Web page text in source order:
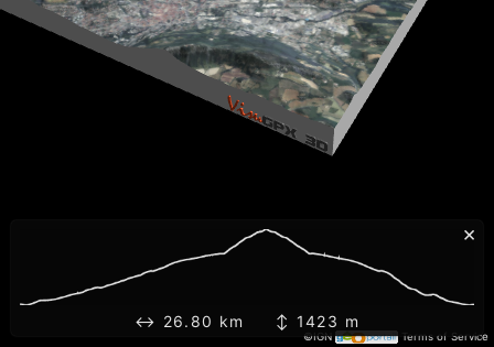
©IGN Terms of Service
×
↔ 26.80 km ↕ 1423 m